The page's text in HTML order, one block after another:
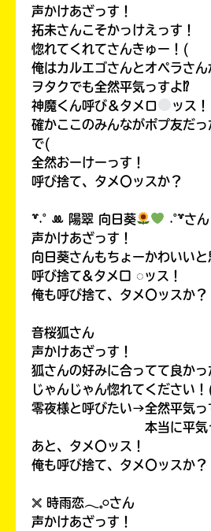
声かけあざっす！
拓未さんこそかっけえっす！
惚れてくれてさんきゅー！(
俺はカルエゴさんとオペラさん
ヲタクでも全然平気っすよ⁉
神魔くん呼び＆タメロ
ッス！
確かここのみんながポプ友だ
で(
全然おーけーっす！
呼び捨て、タメ〇ッスか？
꒷˖˚ ꔛ‬ 陽翠 向日葵
˖˚꒷さん
声かけあざっす！
向日葵さんもちょーかわいいと
呼び捨て&タメ口 ◌ッス！
俺も呼び捨て、タメ〇ッスか？
音桜狐さん
声かけあざっす！
狐さんの好みに合ってて良かっ
じゃんじゃん惚れてください
零夜様と呼びたい→全然平気っ
本当に平気っす
あと、タメ〇ッス！
俺も呼び捨て、タメ〇ッスか？
𓏴 時雨恋𓂃𓈒𓏸さん
声かけあざっす！